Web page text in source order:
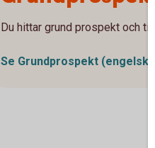
Du hittar grund prospekt och
Se Grundprospekt (engelska)